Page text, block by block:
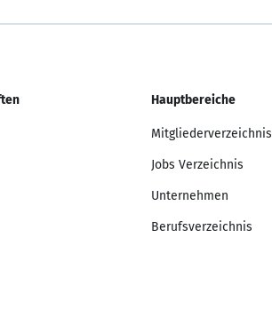
Hauptbereiche
Mitgliederverzeichnis
Jobs Verzeichnis
Unternehmen
Berufsverzeichnis